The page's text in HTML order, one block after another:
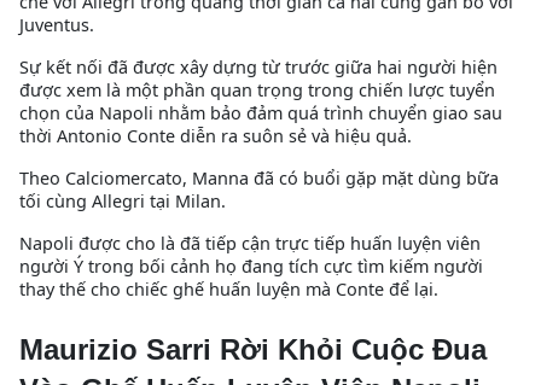
Juventus.
Sự kết nối đã được xây dựng từ trước giữa hai người hiện
được xem là một phần quan trọng trong chiến lược tuyển
chọn của Napoli nhằm bảo đảm quá trình chuyển giao sau
thời Antonio Conte diễn ra suôn sẻ và hiệu quả.
Theo Calciomercato, Manna đã có buổi gặp mặt dùng bữa
tối cùng Allegri tại Milan.
Napoli được cho là đã tiếp cận trực tiếp huấn luyện viên
người Ý trong bối cảnh họ đang tích cực tìm kiếm người
thay thế cho chiếc ghế huấn luyện mà Conte để lại.
Maurizio Sarri Rời Khỏi Cuộc Đua